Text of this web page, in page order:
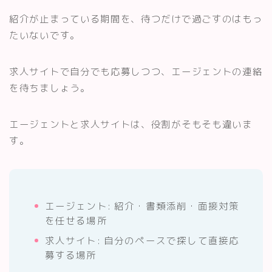
紹介が止まっている期間を、待つだけで過ごすのはもっ
たいないです。
求人サイトで自分でも応募しつつ、エージェントの連絡
を待ちましょう。
エージェントと求人サイトは、役割がそもそも違いま
す。
エージェント: 紹介・書類添削・面接対策
を任せる場所
求人サイト: 自分のペースで探して直接応
募する場所